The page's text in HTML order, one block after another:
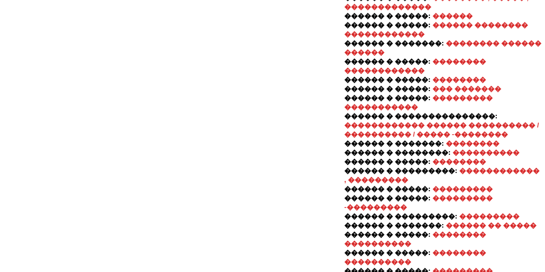
�������������
������ � �����: ������
������ � �����: ������ ��������
������������
������ � �������: �������� ������
������
������ � �����: ��������
������������
������ � �����: ��������
������ � �����: ��� �������
������ � �����: ���������
�����������
������ � ���������������:
������������ ������ ���������� /
���������� / ����� -��������
������ � �������: ��������
������ � ��������: ����������
������ � �����: ��������
������ � ���������: ������������
, ���������
������ � �����: ���������
������ � �����: ���������
-���������
������ � ���������: ���������
������ � �������: ������ �� �����
������ � �����: ��������
����������
������ � �����: ��������
����������